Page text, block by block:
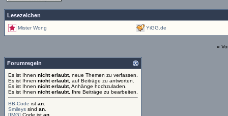
Lesezeichen
Mister Wong YiGG.de
«
Forumregeln
Es ist Ihnen nicht erlaubt, neue Themen zu verfassen.
Es ist Ihnen nicht erlaubt, auf Beiträge zu antworten.
Es ist Ihnen nicht erlaubt, Anhänge hochzuladen.
Es ist Ihnen nicht erlaubt, Ihre Beiträge zu bearbeiten.
BB-Code ist an
Smileys sind an
[IMG] Code ist an